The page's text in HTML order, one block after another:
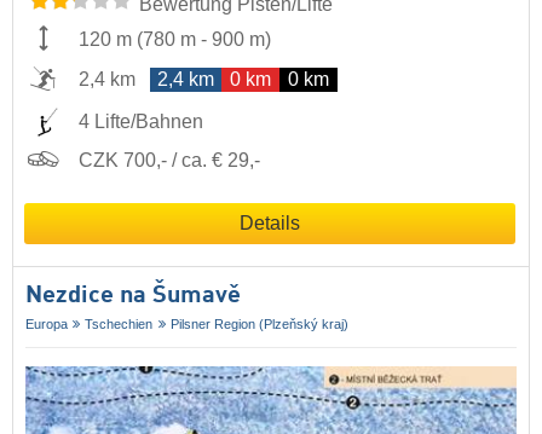
120 m (780 m - 900 m)
2,4 km
2,4 km 0 km 0 km
4 Lifte/Bahnen
CZK 700,- / ca. € 29,-
Details
Nezdice na Šumavě
Europa Tschechien Pilsner Region (Plzeňský kraj)